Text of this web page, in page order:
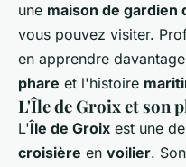
une maison de gardien
vous pouvez visiter.
en apprendre
phare et l'histoire
L'Île de Groix et son
L'Île de Groix est une
croisière en voilier. Son